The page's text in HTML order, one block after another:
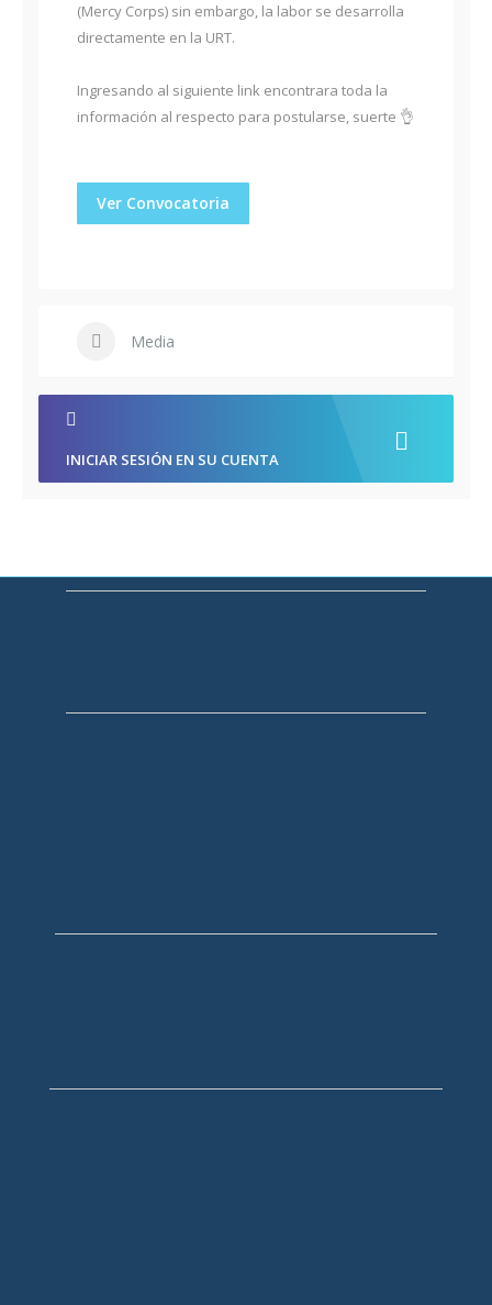
(Mercy Corps) sin embargo, la labor se desarrolla
directamente en la URT.
Ingresando al siguiente link encontrara toda la
información al respecto para postularse, suerte 👌
Ver Convocatoria
Media
INICIAR SESIÓN EN SU CUENTA